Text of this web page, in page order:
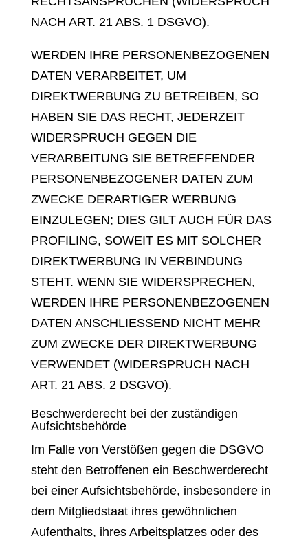
NACH ART. 21 ABS. 1 DSGVO).
WERDEN IHRE PERSONENBEZOGENEN
DATEN VERARBEITET, UM
DIREKTWERBUNG ZU BETREIBEN, SO
HABEN SIE DAS RECHT, JEDERZEIT
WIDERSPRUCH GEGEN DIE
VERARBEITUNG SIE BETREFFENDER
PERSONENBEZOGENER DATEN ZUM
ZWECKE DERARTIGER WERBUNG
EINZULEGEN; DIES GILT AUCH FÜR DAS
PROFILING, SOWEIT ES MIT SOLCHER
DIREKTWERBUNG IN VERBINDUNG
STEHT. WENN SIE WIDERSPRECHEN,
WERDEN IHRE PERSONENBEZOGENEN
DATEN ANSCHLIESSEND NICHT MEHR
ZUM ZWECKE DER DIREKTWERBUNG
VERWENDET (WIDERSPRUCH NACH
ART. 21 ABS. 2 DSGVO).
Beschwerde­recht bei der zuständigen
Aufsichts­behörde
Im Falle von Verstößen gegen die DSGVO
steht den Betroffenen ein Beschwerderecht
bei einer Aufsichtsbehörde, insbesondere in
dem Mitgliedstaat ihres gewöhnlichen
Aufenthalts, ihres Arbeitsplatzes oder des